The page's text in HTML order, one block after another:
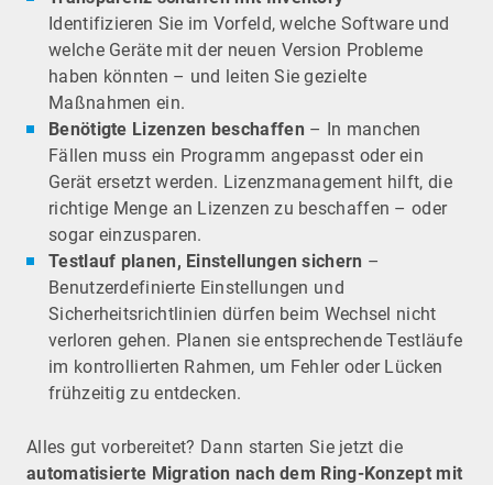
Identifizieren Sie im Vorfeld, welche Software und
welche Geräte mit der neuen Version Probleme
haben könnten – und leiten Sie gezielte
Maßnahmen ein.
Benötigte Lizenzen beschaffen – In manchen
Fällen muss ein Programm angepasst oder ein
Gerät ersetzt werden. Lizenzmanagement hilft, die
richtige Menge an Lizenzen zu beschaffen – oder
sogar einzusparen.
Testlauf planen, Einstellungen sichern –
Benutzerdefinierte Einstellungen und
Sicherheitsrichtlinien dürfen beim Wechsel nicht
verloren gehen. Planen sie entsprechende Testläufe
im kontrollierten Rahmen, um Fehler oder Lücken
frühzeitig zu entdecken.
Alles gut vorbereitet? Dann starten Sie jetzt die
automatisierte Migration nach dem Ring-Konzept mit